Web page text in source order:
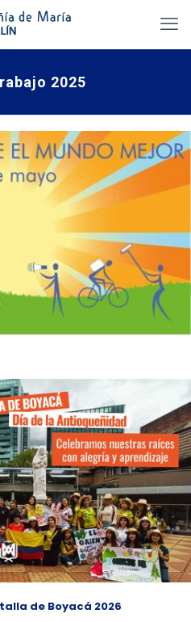
2025
de Boyacá 2026